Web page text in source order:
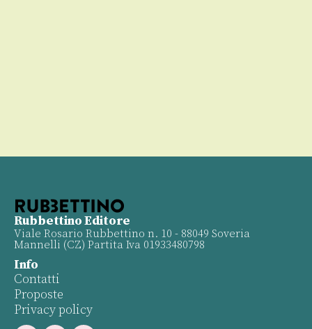
Rubbettino Editore
Viale Rosario Rubbettino n. 10 - 88049 Soveria
Mannelli (CZ) Partita Iva 01933480798
Info
Contatti
Proposte
Privacy policy